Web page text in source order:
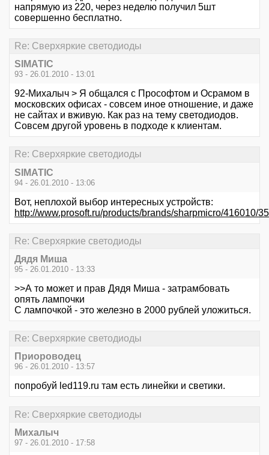
напрямую из 220, через неделю получил 5шт
совершенно бесплатно.
Re: Сверхяркие светодиоды
SIMATIC
93 - 26.01.2010 - 13:01
92-Михалыч > Я общался с Прософтом и Осрамом в
московских офисах - совсем иное отношение, и даже
не сайтах и вживую. Как раз на тему светодиодов.
Совсем другой уровень в подходе к клиентам.
Re: Сверхяркие светодиоды
SIMATIC
94 - 26.01.2010 - 13:06
Вот, неплохой выбор интересных устройств:
http://www.prosoft.ru/products/brands/sharpmicro/416010/
Re: Сверхяркие светодиоды
Дядя Миша
95 - 26.01.2010 - 13:33
>>А то может и прав Дядя Миша - затрамбовать
опять лампочки
С лампочкой - это железно в 2000 рублей уложиться.
Re: Сверхяркие светодиоды
Приороводец
96 - 26.01.2010 - 13:57
попробуй led119.ru там есть линейки и светики.
Re: Сверхяркие светодиоды
Михалыч
97 - 26.01.2010 - 17:58